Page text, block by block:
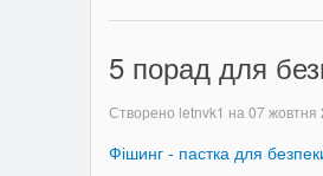
5 порад для
Створено letnvk1 на07 жовтня
Фішинг - пастка для